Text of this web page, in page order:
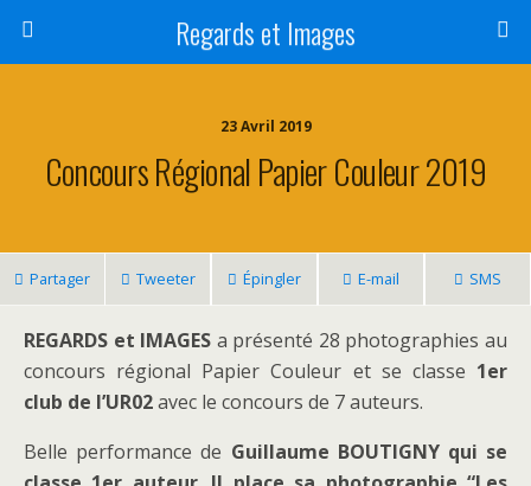
Regards et Images
23 Avril 2019
Concours Régional Papier Couleur 2019
Partager Tweeter Épingler E-mail SMS
REGARDS et IMAGES a présenté 28 photographies au
concours régional Papier Couleur et se classe 1er
club de l’UR02avec le concours de 7 auteurs.
Belle performance de Guillaume BOUTIGNY qui se